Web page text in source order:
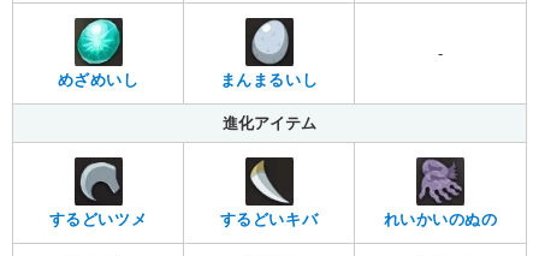
めざめいし まんまるいし
-
進化アイテム
するどいツメ するどいキバ れいかいのぬの